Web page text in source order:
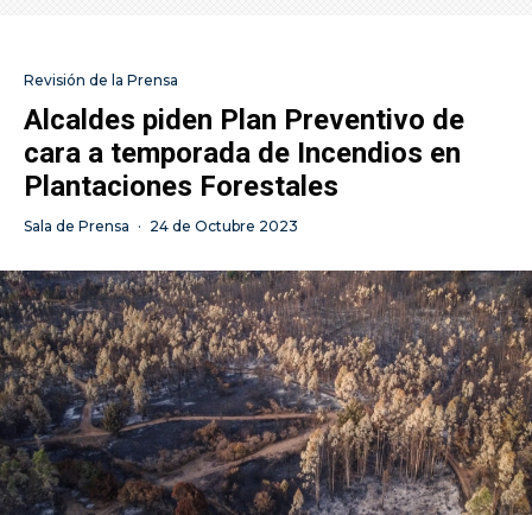
Revisión de la Prensa
Alcaldes piden Plan Preventivo de
cara a temporada de Incendios en
Plantaciones Forestales
Sala de Prensa · 24 de Octubre 2023